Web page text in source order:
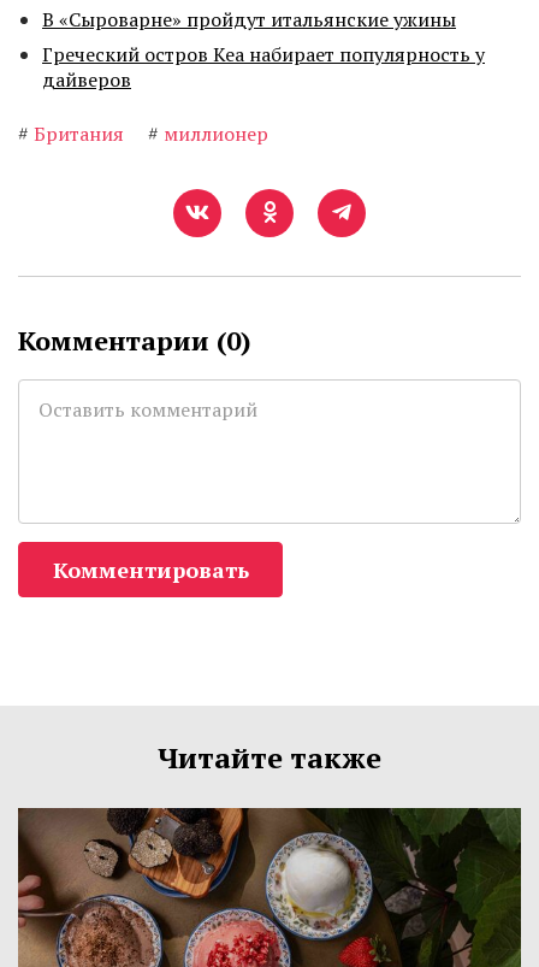
В «Сыроварне» пройдут итальянские ужины
Греческий остров Кеа набирает популярность у
дайверов
# Британия # миллионер
Комментарии (0)
Комментировать
Читайте также